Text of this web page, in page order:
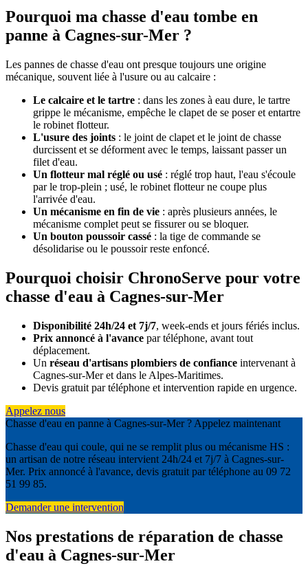
Pourquoi ma chasse d'eau tombe en
panne à Cagnes-sur-Mer ?
Les pannes de chasse d'eau ont presque toujours une origine
mécanique, souvent liée à l'usure ou au calcaire :
Le calcaire et le tartre : dans les zones à eau dure, le tartre
grippe le mécanisme, empêche le clapet de se poser et entartre
le robinet flotteur.
L'usure des joints : le joint de clapet et le joint de chasse
durcissent et se déforment avec le temps, laissant passer un
filet d'eau.
Un flotteur mal réglé ou usé : réglé trop haut, l'eau s'écoule
par le trop-plein ; usé, le robinet flotteur ne coupe plus
l'arrivée d'eau.
Un mécanisme en fin de vie : après plusieurs années, le
mécanisme complet peut se fissurer ou se bloquer.
Un bouton poussoir cassé : la tige de commande se
désolidarise ou le poussoir reste enfoncé.
Pourquoi choisir ChronoServe pour votre
chasse d'eau à Cagnes-sur-Mer
Disponibilité 24h/24 et 7j/7, week-ends et jours fériés inclus.
Prix annoncé à l'avance par téléphone, avant tout
déplacement.
Un réseau d'artisans plombiers de confiance intervenant à
Cagnes-sur-Mer et dans le Alpes-Maritimes.
Devis gratuit par téléphone et intervention rapide en urgence.
Appelez nous
Chasse d'eau en panne à Cagnes-sur-Mer ? Appelez maintenant
Chasse d'eau qui coule, qui ne se remplit plus ou mécanisme HS :
un artisan de notre réseau intervient 24h/24 et 7j/7 à Cagnes-sur-
Mer. Prix annoncé à l'avance, devis gratuit par téléphone au 09 72
51 99 85.
Demander une intervention
Nos prestations de réparation de chasse
d'eau à Cagnes-sur-Mer